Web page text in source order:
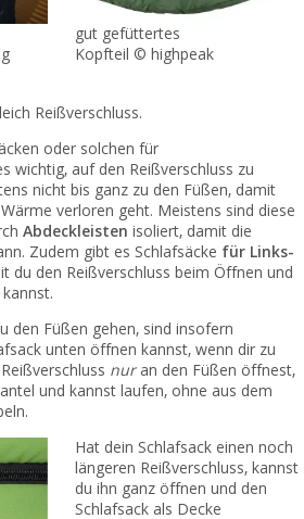
gut gefüttertes
Kopfteil © highpeak
Reißverschluss.
oder solchen für
wichtig, auf den Reißverschluss zu
nicht bis ganz zu den Füßen, damit
verloren geht. Meistens sind diese
Abdeckleisten isoliert, damit die
Zudem gibt es Schlafsäcke für Links-
du den Reißverschluss beim Öffnen und
den Füßen gehen, sind insofern
unten öffnen kannst, wenn dir zu
nuran den Füßen öffnest,
und kannst laufen, ohne aus dem
Hat dein Schlafsack einen noch
längeren Reißverschluss, kannst
du ihn ganz öffnen und den
Schlafsack als Decke